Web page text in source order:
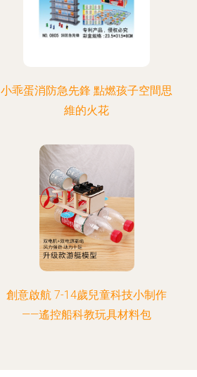
小乖蛋消防急先鋒 點燃孩子空間思
維的火花
創意啟航 7-14歲兒童科技小制作
——遙控船科教玩具材料包